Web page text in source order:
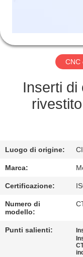
CATALOGO
CHIEDI
DEL
SITO
CNC
Inserti di
Luogo di origine:
Marca:
Certificazione:
Numero di
modello:
Punti salienti: